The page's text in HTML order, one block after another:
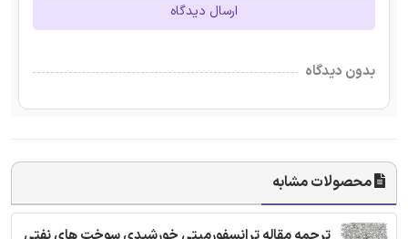
ارسال دیدگاه
بدون دیدگاه
محصولات مشابه